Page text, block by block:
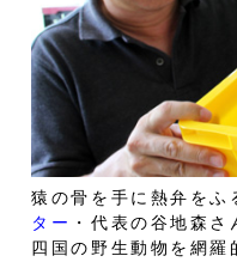
猿の骨を手に熱弁をふ
ター ・代表の谷地森さ
四国の野生動物を網羅